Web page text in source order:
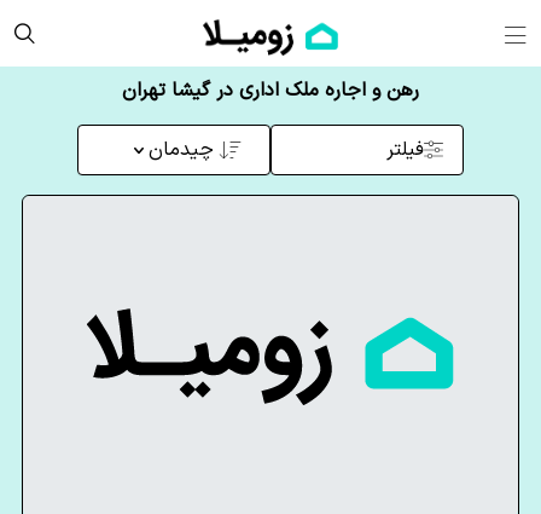
رهن و اجاره ملک اداری در گیشا تهران
فیلتر چیدمان